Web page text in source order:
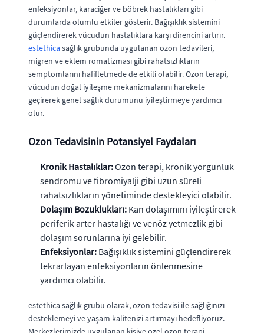
enfeksiyonlar, karaciğer ve böbrek hastalıkları gibi
durumlarda olumlu etkiler gösterir. Bağışıklık sistemini
güçlendirerek vücudun hastalıklara karşı direncini artırır.
estethica sağlık grubunda uygulanan ozon tedavileri,
migren ve eklem romatizması gibi rahatsızlıkların
semptomlarını hafifletmede de etkili olabilir. Ozon terapi,
vücudun doğal iyileşme mekanizmalarını harekete
geçirerek genel sağlık durumunu iyileştirmeye yardımcı
olur.
Ozon Tedavisinin Potansiyel Faydaları
Kronik Hastalıklar:Ozon terapi, kronik yorgunluk
sendromu ve fibromiyalji gibi uzun süreli
rahatsızlıkların yönetiminde destekleyici olabilir.
Dolaşım Bozuklukları: Kan dolaşımını iyileştirerek
periferik arter hastalığı ve venöz yetmezlik gibi
dolaşım sorunlarına iyi gelebilir.
Enfeksiyonlar: Bağışıklık sistemini güçlendirerek
tekrarlayan enfeksiyonların önlenmesine
yardımcı olabilir.
estethica sağlık grubu olarak, ozon tedavisi ile sağlığınızı
desteklemeyi ve yaşam kalitenizi artırmayı hedefliyoruz.